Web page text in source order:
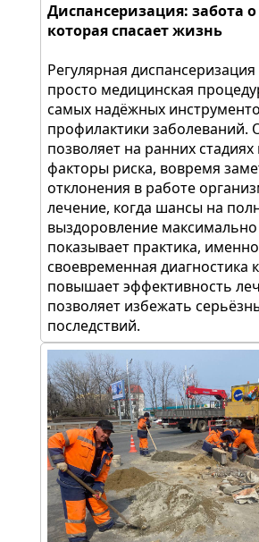
Диспансеризация: забота о
которая спасает жизнь
Регулярная диспансеризация
просто медицинская
самых надёжных
профилактики заболеваний.
позволяет на ранних
факторы риска, вовремя
отклонения в работе
лечение, когда шансы на
выздоровление
показывает практика, именно
своевременная диагностика
повышает эффективность
позволяет избежать
последствий.